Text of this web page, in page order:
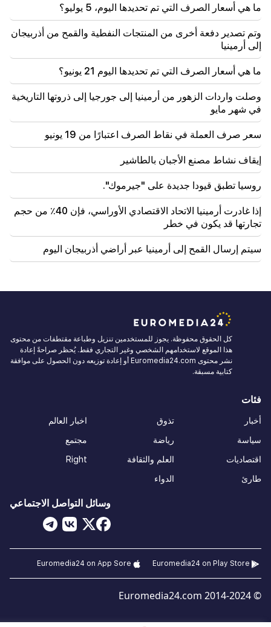
باشينيان: اتفاقية حقوق الملكية الفكرية ستغير مكانة أرمينيا
في خريطة الاستثمار العالمية
17:34
تستعد بريطانيا العظمى لموجة حر جديدة. ستصل درجة
الحرارة إلى 36 درجة مئوية
17:00 مهم
سوف يبتعد الغرب عن أرمينيا. وحذر ميدفيديف يريفان
16:22
انفجرت الطائرة بدون طيار في بلغاريا بالقرب من خط
أنابيب الغاز الذي يربط تركيا وأوكرانيا
ما هي أسعار الصرف التي تم تحديدها اليوم، 5 يوليو؟
وتم تصدير دفعة أخرى من المنتجات النفطية والقمح من أذربيجان
إلى أرمينيا
ما هي أسعار الصرف التي تم تحديدها اليوم 21 يونيو؟
وصلت واردات الزهور من أرمينيا إلى جورجيا إلى ذروتها التاريخية
في شهر مايو
سعر صرف العملة في نقاط الصرف اعتبارًا من 19 يونيو
إيقاف نشاط مصنع الأجبان بالطاشير
روسيا تطبق قيودا جديدة على "جيرموك".
إذا غادرت أرمينيا الاتحاد الاقتصادي الأوراسي، فإن 40٪ من حجم
تجارتها قد يكون في خطر
سيتم إرسال القمح إلى أرمينيا عبر أراضي أذربيجان اليوم
كل الحقوق محفوظة. يجوز للمستخدمين تنزيل وطباعة مقتطفات من محتوى
هذا الموقع لاستخدامهم الشخصي وغير التجاري فقط. يُحظر صراحةً إعادة
نشر محتوى Euromedia24.com أو إعادة توزيعه دون الحصول على موافقة
كتابية مسبقة.
فئات
أخبار
سياسة
اقتصاديات
طارئ
تذوق
رياضة
العلم والثقافة
الدواء
اخبار العالم
مجتمع
Right
وسائل التواصل الاجتماعي
© 2014-2024 Euromedia24.com
Euromedia24 on Play Store
Euromedia24 on App Sore